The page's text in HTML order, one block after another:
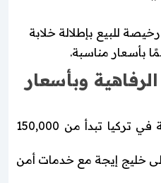
للبيع بإطلالة خلابة
بأسعار مناسبة.
وبأسعار
فلل للبيع بإطلالة بحرية في تركيا تبدأ من 150,000
خليج إيجة مع خدمات أمن